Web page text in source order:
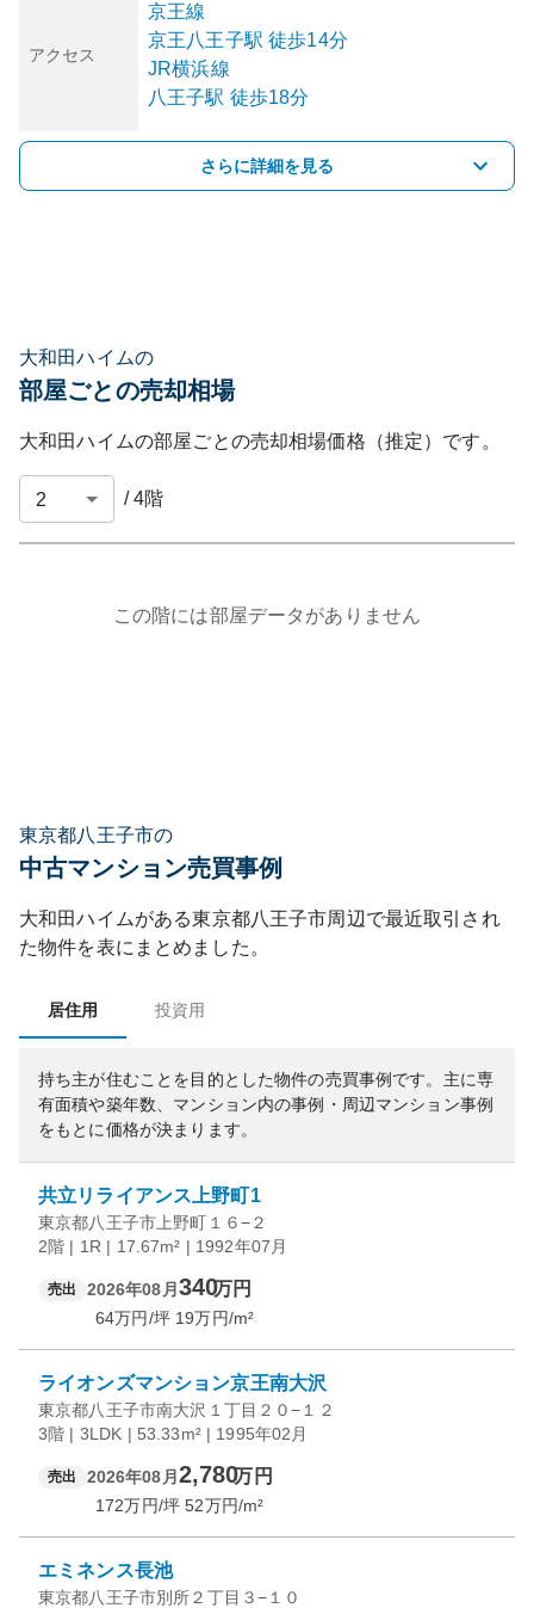
アクセス
京王線
京王八王子駅 徒歩14分
JR横浜線
八王子駅 徒歩18分
さらに詳細を見る
大和田ハイムの
部屋ごとの売却相場
大和田ハイムの部屋ごとの売却相場価格（推定）です。
/4階
この階には部屋データがありません
東京都八王子市の
中古マンション売買事例
大和田ハイムがある東京都八王子市周辺で最近取引され
た物件を表にまとめました。
居住用 投資用
持ち主が住むことを目的とした物件の売買事例です。 主に専
有面積や築年数、マンション内の事例・周辺マンション事例
をもとに価格が決まります。
共立リライアンス上野町1
東京都八王子市上野町１６−２
2階 | 1R | 17.67m² | 1992年07月
売出 2026年08月 340万円
64万円/坪 19万円/m²
ライオンズマンション京王南大沢
東京都八王子市南大沢１丁目２０−１２
3階 | 3LDK | 53.33m² | 1995年02月
売出 2026年08月 2,780万円
172万円/坪 52万円/m²
エミネンス長池
東京都八王子市別所２丁目３−１０